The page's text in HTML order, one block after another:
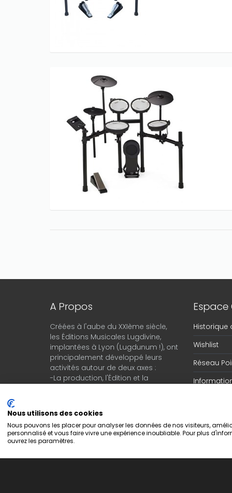
A Propos
Créées à l'aube du XXIème siècle,
les Éditions Musicales Lugdivine,
implantées à Lyon (Lugdunum !), ont
principalement développé leurs
activités autour de deux axes :
-La production, l'Édition et la
-Le négoce d'instruments de
musique en provenance du monde
entier.
Espace
Wishlist
Réseau
Nous utilisons des cookies
Nous pouvons les placer pour analyser les données de nos visiteurs,
personnalisé et vous faire vivre une expérience inoubliable. Pour plus
ouvrez les paramètres.